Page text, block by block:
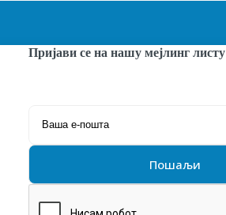
Пријави се на нашу мејлинг листу